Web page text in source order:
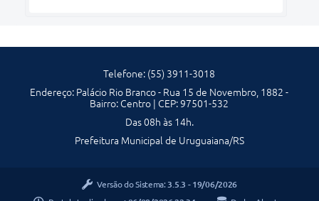
Telefone: (55) 3911-3018
Endereço: Palácio Rio Branco - Rua 15 de Novembro, 1882 -
Bairro: Centro | CEP: 97501-532
Das 08h às 14h.
Prefeitura Municipal de Uruguaiana/RS
Versão do Sistema: 3.5.3 - 19/06/2026